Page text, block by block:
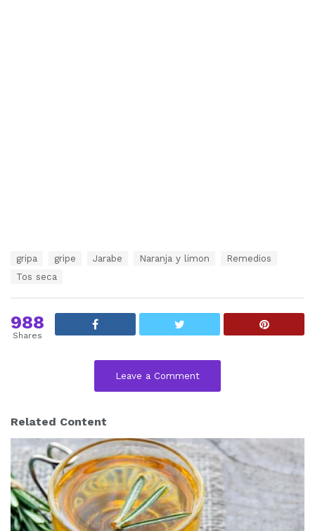
gripa gripe Jarabe Naranja y limon
Remedios
Tos seca
988
Shares
Leave a Comment
Related Content